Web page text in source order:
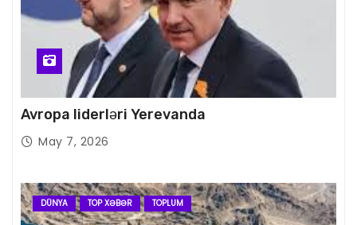
Avropa liderləri Yerevanda
May 7, 2026
DÜNYA TOP XƏBƏR TOPLUM